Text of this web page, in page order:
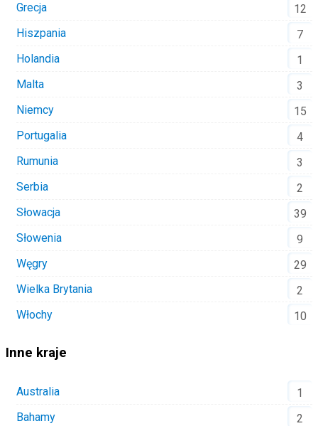
Grecja
12
Hiszpania
7
Holandia
1
Malta
3
Niemcy
15
Portugalia
4
Rumunia
3
Serbia
2
Słowacja
39
Słowenia
9
Węgry
29
Wielka Brytania
2
Włochy
10
Inne kraje
Australia
1
Bahamy
2